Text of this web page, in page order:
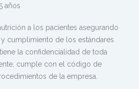
años
a los pacientes asegurando
y cumplimiento de los estándares
la confidencialidad de toda
cumple con el código de
de la empresa.